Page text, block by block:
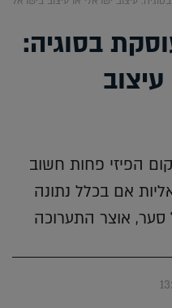
בסוגיה:
הפיזי פחות חשוב
אם בכלל נתונה
סער, אוצר התערוכה